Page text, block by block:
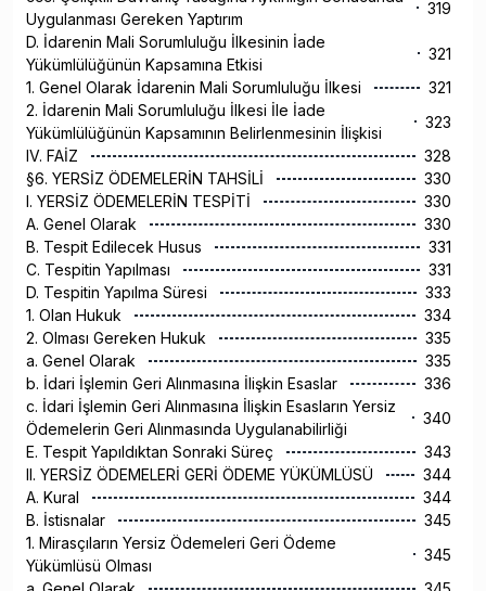
Uygulanması Gereken Yaptırım
319
D. İdarenin Mali Sorumluluğu İlkesinin İade
Yükümlülüğünün Kapsamına Etkisi
321
1. Genel Olarak İdarenin Mali Sorumluluğu İlkesi
321
2. İdarenin Mali Sorumluluğu İlkesi İle İade
Yükümlülüğünün Kapsamının Belirlenmesinin İlişkisi
323
IV. FAİZ
328
§6. YERSİZ ÖDEMELERİN TAHSİLİ
330
I. YERSİZ ÖDEMELERİN TESPİTİ
330
A. Genel Olarak
330
B. Tespit Edilecek Husus
331
C. Tespitin Yapılması
331
D. Tespitin Yapılma Süresi
333
1. Olan Hukuk
334
2. Olması Gereken Hukuk
335
a. Genel Olarak
335
b. İdari İşlemin Geri Alınmasına İlişkin Esaslar
336
c. İdari İşlemin Geri Alınmasına İlişkin Esasların Yersiz
Ödemelerin Geri Alınmasında Uygulanabilirliği
340
E. Tespit Yapıldıktan Sonraki Süreç
343
II. YERSİZ ÖDEMELERİ GERİ ÖDEME YÜKÜMLÜSÜ
344
A. Kural
344
B. İstisnalar
345
1. Mirasçıların Yersiz Ödemeleri Geri Ödeme
Yükümlüsü Olması
345